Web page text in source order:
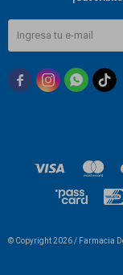
  
© Copyright 2026 / Farmacia